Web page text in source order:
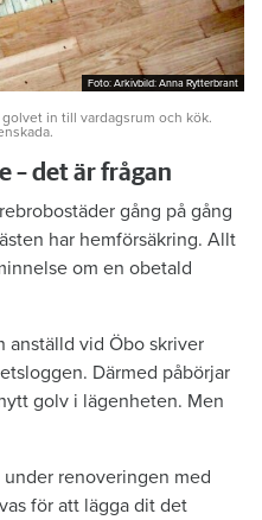
Foto: Arkivbild: Anna Rytterbrant
Foto: Arkivbild: Anna Rytterbrant
in till vardagsrum och kök.
– det är frågan
gång på gång
har hemförsäkring. Allt
om en obetald
anställd vid Öbo skriver
Därmed påbörjar
golv i lägenheten. Men
renoveringen med
för att lägga dit det